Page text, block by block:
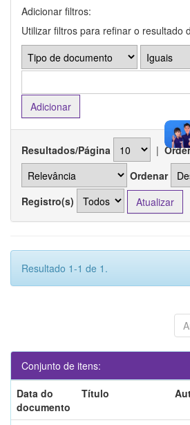
Adicionar filtros:
Utilizar filtros para refinar o resultado
Resultados/Página |
Ordenar
Registro(s)
Resultado 1-1 de 1.
Conjunto de itens:
Data do
documento
Título